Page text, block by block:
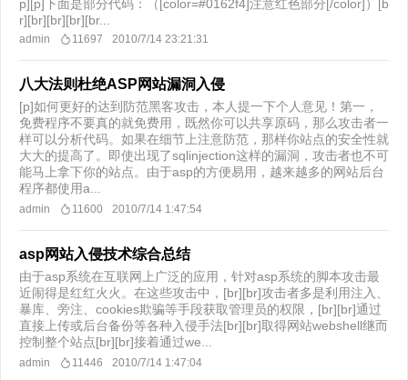
p][p]下面是部分代码：（[color=#0162f4]注意红色部分[/color]）[b
r][br][br][br][br...
admin 11697 2010/7/14 23:21:31
八大法则杜绝ASP网站漏洞入侵
[p]如何更好的达到防范黑客攻击，本人提一下个人意见！第一，
免费程序不要真的就免费用，既然你可以共享原码，那么攻击者一
样可以分析代码。如果在细节上注意防范，那样你站点的安全性就
大大的提高了。即使出现了sqlinjection这样的漏洞，攻击者也不可
能马上拿下你的站点。由于asp的方便易用，越来越多的网站后台
程序都使用a...
admin 11600 2010/7/14 1:47:54
asp网站入侵技术综合总结
由于asp系统在互联网上广泛的应用，针对asp系统的脚本攻击最
近闹得是红红火火。在这些攻击中，[br][br]攻击者多是利用注入、
暴库、旁注、cookies欺骗等手段获取管理员的权限，[br][br]通过
直接上传或后台备份等各种入侵手法[br][br]取得网站webshell继而
控制整个站点[br][br]接着通过we...
admin 11446 2010/7/14 1:47:04